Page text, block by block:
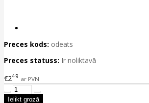
Preces kods: odeats
Preces statuss: Ir noliktavā
€249 ar PVN